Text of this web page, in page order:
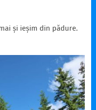
și ieșim din pădure.